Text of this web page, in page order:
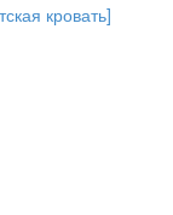
кровать]